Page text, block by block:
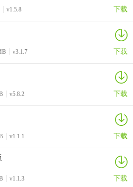
图，精心设计的英雄人物造型，赋予每
特效，拳拳到肉的真实手感，让你根本
色，黯然销魂的动作，和全球玩家品味
世界！展现出一个与众不同的你，在这
有更好玩的对战激情！
v1.5.8 下载
v3.1.7 下载
v5.8.2 下载
v1.1.1 下载
v1.1.3 下载